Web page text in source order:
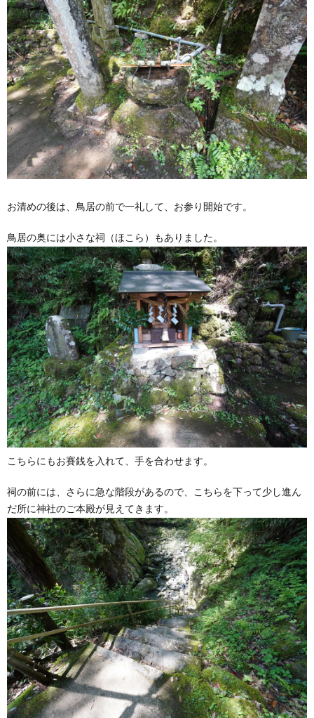
お清めの後は、鳥居の前で一礼して、お参り開始です。
鳥居の奥には小さな祠（ほこら）もありました。
こちらにもお賽銭を入れて、手を合わせます。
祠の前には、さらに急な階段があるので、こちらを下って少し進ん
だ所に神社のご本殿が見えてきます。